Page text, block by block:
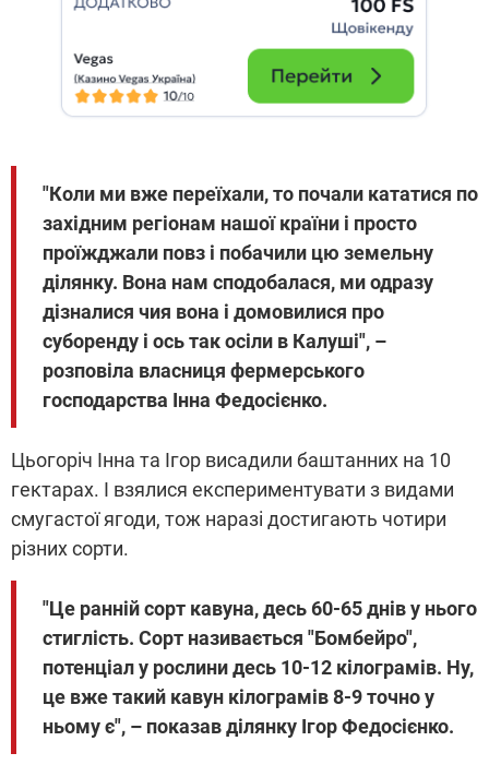
"Коли ми вже переїхали, то почали кататися по
західним регіонам нашої країни і просто
проїжджали повз і побачили цю земельну
ділянку. Вона нам сподобалася, ми одразу
дізналися чия вона і домовилися про
суборенду і ось так осіли в Калуші", –
розповіла власниця фермерського
господарства Інна Федосієнко.
Цьогоріч Інна та Ігор висадили баштанних на 10
гектарах. І взялися експериментувати з видами
смугастої ягоди, тож наразі достигають чотири
різних сорти.
"Це ранній сорт кавуна, десь 60-65 днів у нього
стиглість. Сорт називається "Бомбейро",
потенціал у рослини десь 10-12 кілограмів. Ну,
це вже такий кавун кілограмів 8-9 точно у
ньому є", – показав ділянку Ігор Федосієнко.